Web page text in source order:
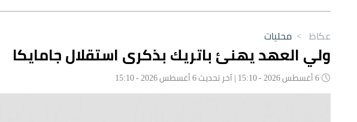
عكاظ > محليات
ولي العهد يهنئ باتريك بذكرى استقلال جامايكا